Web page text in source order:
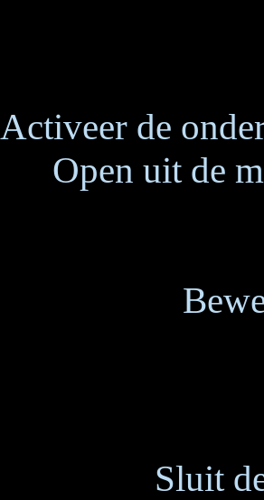
Activeer de
Open uit de
Sluit